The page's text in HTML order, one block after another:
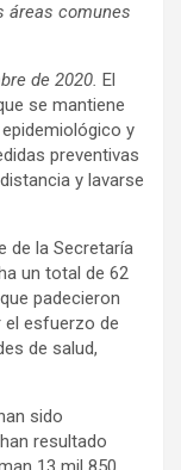
áreas comunes
de 2020. El
se mantiene
y
preventivas
y lavarse
de la Secretaría
un total de 62
padecieron
el esfuerzo de
de salud,
sido
resultado